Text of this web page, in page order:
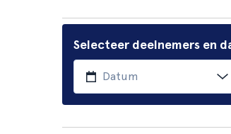
Selecteer deelnemers en